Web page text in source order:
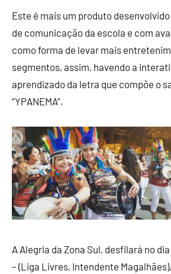
Este é mais um produto
de comunicação da escola e com
como forma de levar mais
segmentos, assim, havendo a
aprendizado da letra que compõe o
“YPANEMA”.
A Alegria da Zona Sul, desfilará no
– (Liga Livres, Intendente